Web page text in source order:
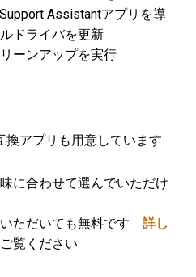
Assistantアプリを導
ドライバを更新
ーンアップを実行
換アプリも用意しています
に合わせて選んでいただけ
ただいても無料です 詳し
覧ください